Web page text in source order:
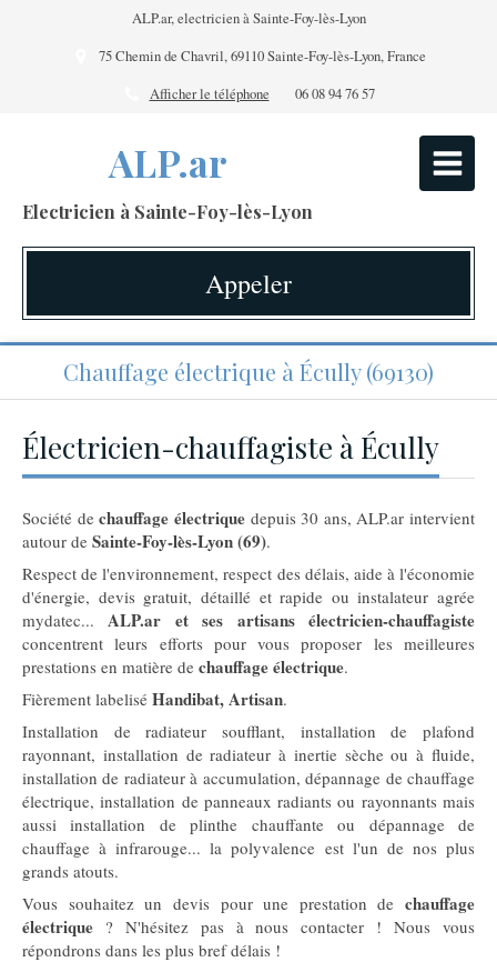
ALP.ar, electricien à Sainte-Foy-lès-Lyon
75 Chemin de Chavril, 69110 Sainte-Foy-lès-Lyon, France
Afficher le téléphone
06 08 94 76 57
ALP.ar
Electricien à Sainte-Foy-lès-Lyon
Appeler
Chauffage électrique à Écully (69130)
Électricien-chauffagiste à Écully
Société dechauffage électriquedepuis 30 ans, ALP.ar intervient
autour de Sainte-Foy-lès-Lyon (69).
Respect de l'environnement, respect des délais, aide à l'économie
d'énergie, devis gratuit, détaillé et rapide ou instalateur agrée
mydatec...ALP.ar et ses artisans électricien-chauffagiste
concentrent leurs efforts pour vous proposer les meilleures
prestations en matière de chauffage électrique.
Fièrement labelisé Handibat, Artisan.
Installation de radiateur soufflant, installation de plafond
rayonnant, installation de radiateur à inertie sèche ou à fluide,
installation de radiateur à accumulation, dépannage de chauffage
électrique, installation de panneaux radiants ou rayonnants mais
aussi installation de plinthe chauffante ou dépannage de
chauffage à infrarouge... la polyvalence est l'un de nos plus
grands atouts.
Vous souhaitez un devis pour une prestation de chauffage
électrique ? N'hésitez pas à nous contacter ! Nous vous
répondrons dans les plus bref délais !